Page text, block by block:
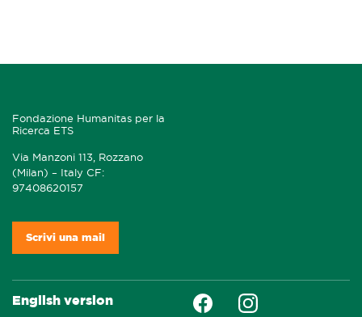
Fondazione Humanitas per la
Ricerca ETS
Via Manzoni 113, Rozzano
(Milan) – Italy CF:
97408620157
Scrivi una mail
English version
FaceboockInstagram